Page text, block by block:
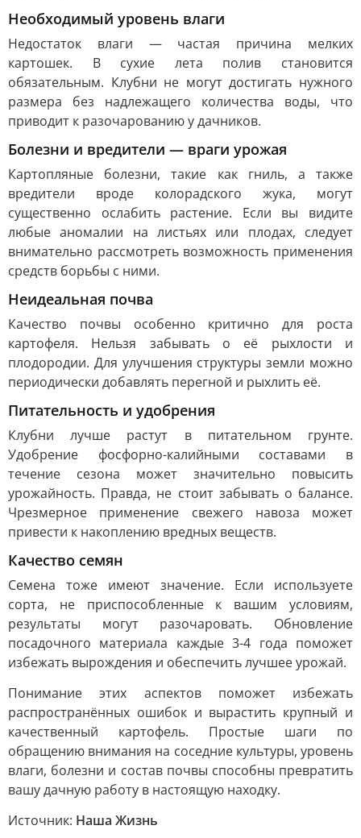
Необходимый уровень влаги
Недостаток влаги — частая причина мелких
картошек. В сухие лета полив становится
обязательным. Клубни не могут достигать нужного
размера без надлежащего количества воды, что
приводит к разочарованию у дачников.
Болезни и вредители — враги урожая
Картопляные болезни, такие как гниль, а также
вредители вроде колорадского жука, могут
существенно ослабить растение. Если вы видите
любые аномалии на листьях или плодах, следует
внимательно рассмотреть возможность применения
средств борьбы с ними.
Неидеальная почва
Качество почвы особенно критично для роста
картофеля. Нельзя забывать о её рыхлости и
плодородии. Для улучшения структуры земли можно
периодически добавлять перегной и рыхлить её.
Питательность и удобрения
Клубни лучше растут в питательном грунте.
Удобрение фосфорно-калийными составами в
течение сезона может значительно повысить
урожайность. Правда, не стоит забывать о балансе.
Чрезмерное применение свежего навоза может
привести к накоплению вредных веществ.
Качество семян
Семена тоже имеют значение. Если используете
сорта, не приспособленные к вашим условиям,
результаты могут разочаровать. Обновление
посадочного материала каждые 3-4 года поможет
избежать вырождения и обеспечить лучшее урожай.
Понимание этих аспектов поможет избежать
распространённых ошибок и вырастить крупный и
качественный картофель. Простые шаги по
обращению внимания на соседние культуры, уровень
влаги, болезни и состав почвы способны превратить
вашу дачную работу в настоящую находку.
Источник: Наша Жизнь